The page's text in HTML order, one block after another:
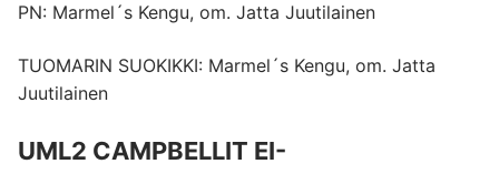
PN: Marmel´s Kengu, om. Jatta Juutilainen
TUOMARIN SUOKIKKI: Marmel´s Kengu, om. Jatta
Juutilainen
UML2 CAMPBELLIT EI-